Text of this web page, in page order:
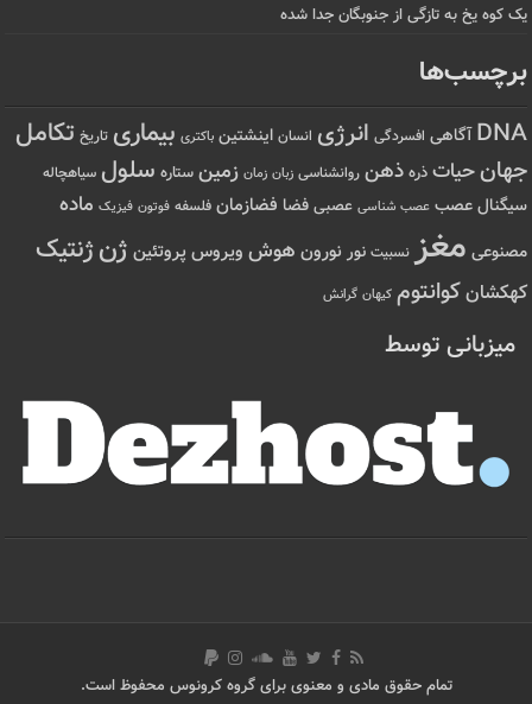
یک کوه یخ به تازگی از جنوبگان جدا شده
برچسب‌ها
DNA آگاهی افسردگی انرژی انسان اینشتین باکتری بیماری تاریخ تکامل
جهانحیات ذره ذهن روانشناسی زبان زمان زمین ستاره سلول سیاهچاله
سیگنال عصب عصب شناسی عصبی فضا فضازمان فلسفه فوتون فیزیک ماده
مصنوعی مغز نسبیت نور نورون هوش ویروس پروتئین ژنژنتیک
کهکشانکوانتوم کیهان گرانش
میزبانی توسط
تمام حقوق مادی و معنوی برای گروه کرونوس محفوظ است.